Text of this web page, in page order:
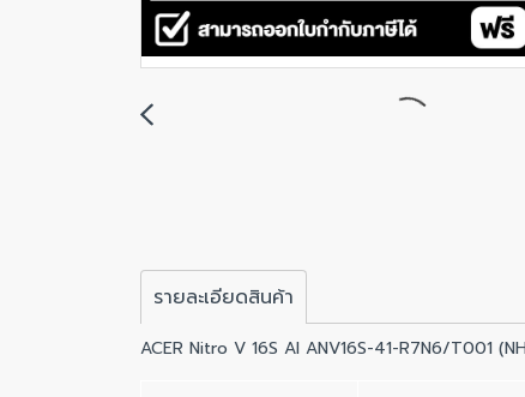
รายละเอียดสินค้า
ACER Nitro V 16S AI ANV16S-41-R7N6/T001